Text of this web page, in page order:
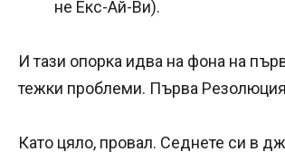
не Екс-Ай-Ви).
И тази опорка идва на фона на
тежки проблеми. Първа
Като цяло, провал. Седнете си в